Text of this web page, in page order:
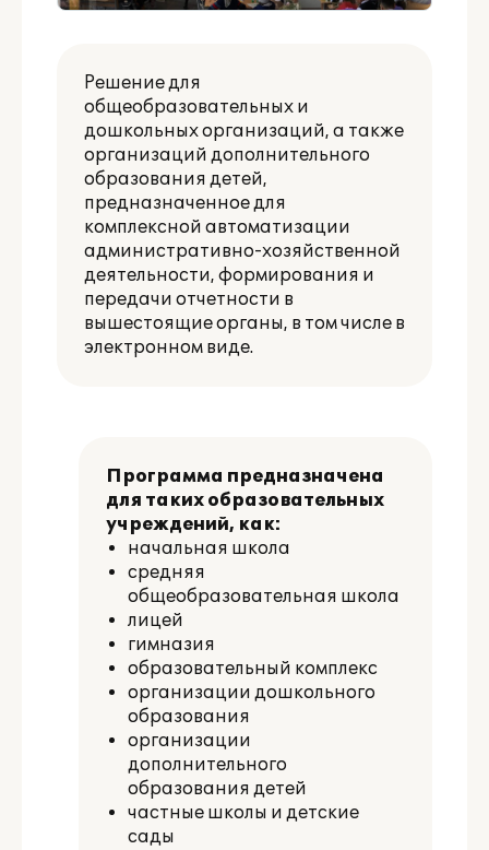
Решение для
общеобразовательных и
дошкольных организаций, а также
организаций дополнительного
образования детей,
предназначенное для
комплексной автоматизации
административно-хозяйственной
деятельности, формирования и
передачи отчетности в
вышестоящие органы, в том числе в
электронном виде.
Программа предназначена
для таких образовательных
учреждений, как:
начальная школа
средняя
общеобразовательная школа
лицей
гимназия
образовательный комплекс
организации дошкольного
образования
организации
дополнительного
образования детей
частные школы и детские
сады